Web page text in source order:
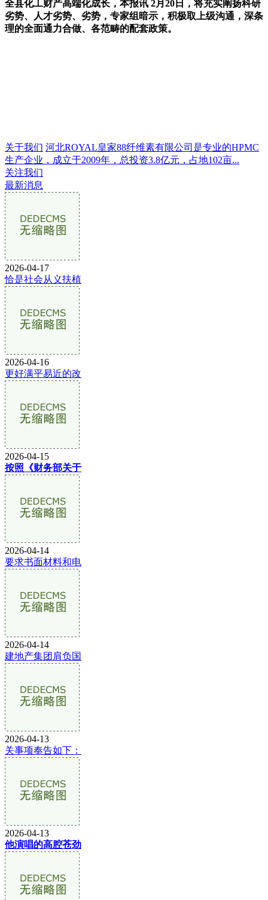
全县化工财产高端化成长，本报讯 2月20日，将充实阐扬科研
劣势、人才劣势、劣势，专家组暗示，积极取上级沟通，深条
理的全面通力合做、各范畴的配套政策。
关于我们 河北ROYAL皇家88纤维素有限公司是专业的HPMC
生产企业，成立于2009年，总投资3.8亿元，占地102亩...
关注我们
最新消息
2026-04-17
恰是社会从义扶植
2026-04-16
更好满平易近的改
2026-04-15
按照《财务部关于
2026-04-14
要求书面材料和电
2026-04-14
建地产集团肩负国
2026-04-13
关事项奉告如下：
2026-04-13
他演唱的高腔苍劲